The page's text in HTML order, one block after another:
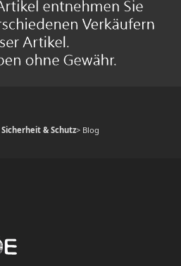
Sicherheit & Schutz> Blog